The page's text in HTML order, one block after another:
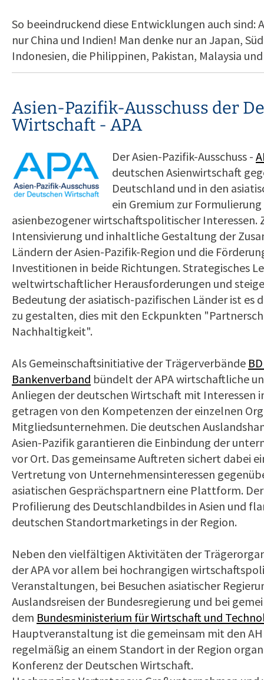
So beeindruckend diese Entwicklungen auch sind:
nur China und Indien! Man denke nur an Japan,
Indonesien, die Philippinen, Pakistan, Malaysia
Asien-Pazifik-Ausschuss der
Wirtschaft - APA
Der Asien-Pazifik-Ausschuss -
deutschen Asienwirtschaft
Deutschland und in den
ein Gremium zur
asienbezogener wirtschaftspolitischer Interessen.
Intensivierung und inhaltliche Gestaltung der
Ländern der Asien-Pazifik-Region und die
Investitionen in beide Richtungen. Strategisches
weltwirtschaftlicher Herausforderungen und
Bedeutung der asiatisch-pazifischen Länder ist es
zu gestalten, dies mit den Eckpunkten
Nachhaltigkeit".
Als Gemeinschaftsinitiative der Trägerverbände
Bankenverband bündelt der APA wirtschaftliche
Anliegen der deutschen Wirtschaft mit Interessen
getragen von den Kompetenzen der einzelnen
Mitgliedsunternehmen. Die deutschen
Asien-Pazifik garantieren die Einbindung der
vor Ort. Das gemeinsame Auftreten sichert dabei
Vertretung von Unternehmensinteressen
asiatischen Gesprächspartnern eine Plattform.
Profilierung des Deutschlandbildes in Asien und
deutschen Standortmarketings in der Region.
Neben den vielfältigen Aktivitäten der
der APA vor allem bei hochrangigen
Veranstaltungen, bei Besuchen asiatischer
Auslandsreisen der Bundesregierung und bei
dem Bundesministerium für Wirtschaft und
Hauptveranstaltung ist die gemeinsam mit den
regelmäßig an einem Standort in der Region
Konferenz der Deutschen Wirtschaft.